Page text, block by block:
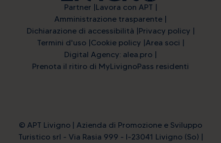
Partner Lavora con APT
Amministrazione trasparente
Dichiarazione di accessibilità Privacy policy
Termini d'uso Cookie policy Area soci
Digital Agency: alea.pro
Prenota il ritiro di MyLivignoPass residenti
© APT Livigno | Azienda di Promozione e Sviluppo
Turistico srl - Via Rasia 999 - I-23041 Livigno (So) |